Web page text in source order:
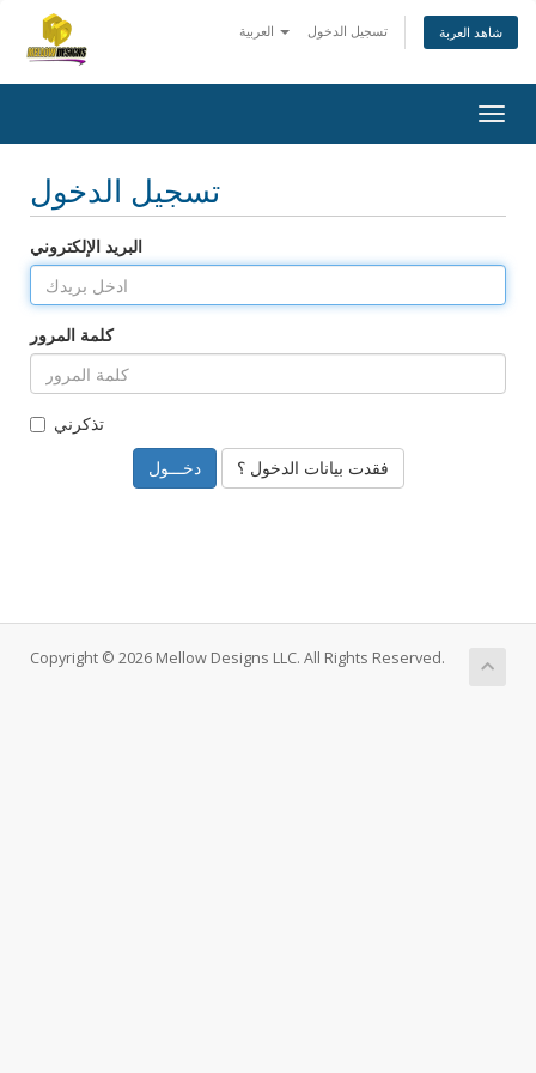
تسجيل الدخول شاهد العربة
تسجيل الدخول
البريد الإلكتروني
كلمة المرور
تذكرني
فقدت بيانات الدخول ؟
Copyright © 2026 Mellow Designs LLC. All Rights Reserved.